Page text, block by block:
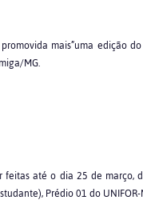
mais”uma edição
MG.
feitas até o dia 25 de março,
Prédio 01 do